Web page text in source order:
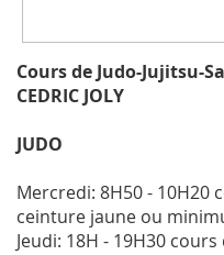
Cours de Judo-Jujitsu-
CEDRIC JOLY
JUDO
Mercredi: 8H50 - 10H20
ceinture jaune ou
Jeudi: 18H - 19H30